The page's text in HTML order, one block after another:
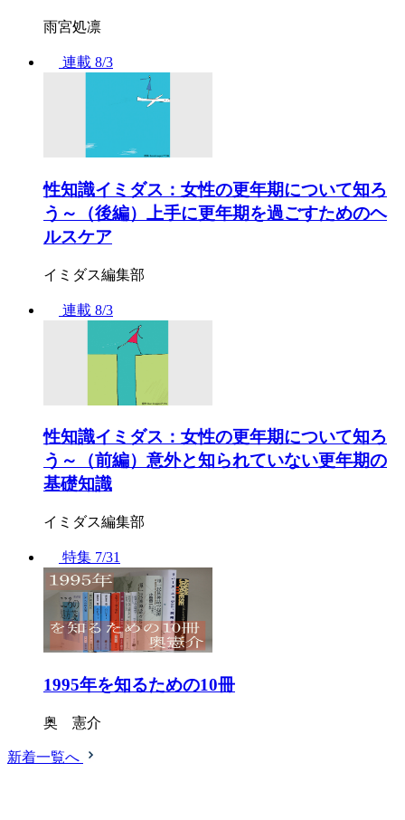
雨宮処凛
連載 8/3
性知識イミダス：女性の更年期について知ろ
う～（後編）上手に更年期を過ごすためのヘ
ルスケア
イミダス編集部
連載 8/3
性知識イミダス：女性の更年期について知ろ
う～（前編）意外と知られていない更年期の
基礎知識
イミダス編集部
特集 7/31
1995年を知るための10冊
奥 憲介
新着一覧へ